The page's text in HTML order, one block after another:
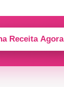
Receita Agora